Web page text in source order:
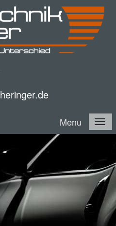
Menu